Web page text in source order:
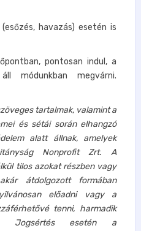
havazás) esetén is
pontosan indul, a
módunkban megvárni.
tartalmak, valamint a
és sétái során elhangzó
alatt állnak, amelyek
Nonprofit Zrt. A
tilos azokat részben vagy
átdolgozott formában
előadni vagy a
tenni, harmadik
Jogsértés esetén a